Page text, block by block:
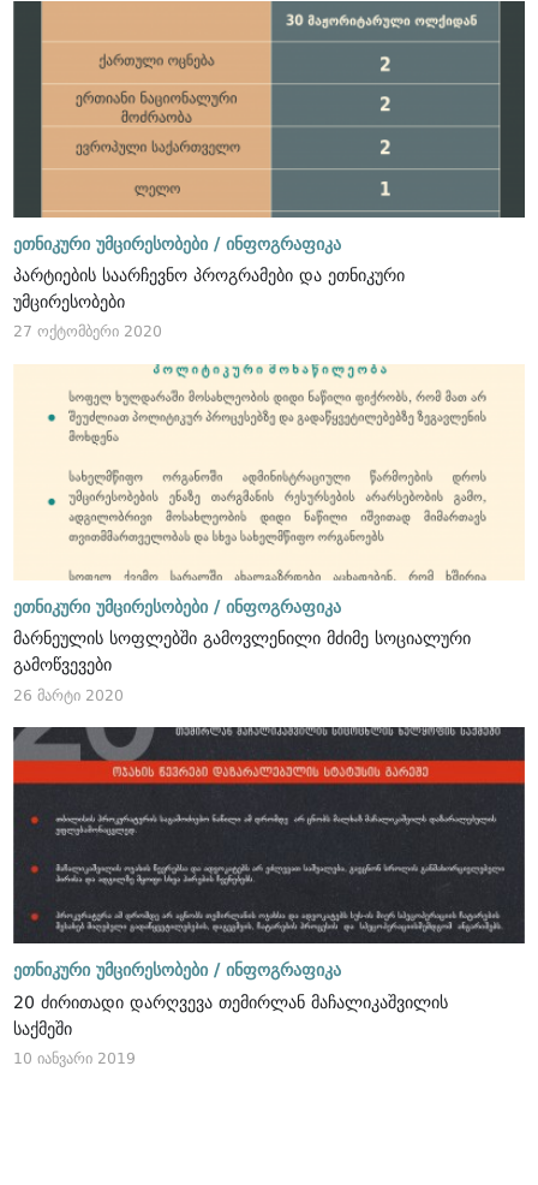
ეთნიკური უმცირესობები / ინფოგრაფიკა
პარტიების საარჩევნო პროგრამები და ეთნიკური
უმცირესობები
27 ოქტომბერი 2020
ეთნიკური უმცირესობები / ინფოგრაფიკა
მარნეულის სოფლებში გამოვლენილი მძიმე სოციალური
გამოწვევები
26 მარტი 2020
ეთნიკური უმცირესობები / ინფოგრაფიკა
20 ძირითადი დარღვევა თემირლან მაჩალიკაშვილის
საქმეში
10 იანვარი 2019